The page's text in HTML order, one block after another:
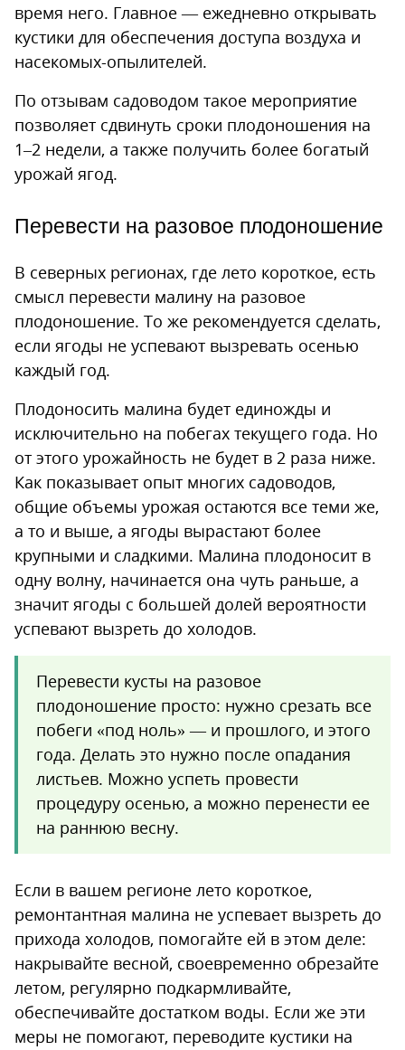
время него. Главное — ежедневно открывать
кустики для обеспечения доступа воздуха и
насекомых-опылителей.
По отзывам садоводом такое мероприятие
позволяет сдвинуть сроки плодоношения на
1–2 недели, а также получить более богатый
урожай ягод.
Перевести на разовое плодоношение
В северных регионах, где лето короткое, есть
смысл перевести малину на разовое
плодоношение. То же рекомендуется сделать,
если ягоды не успевают вызревать осенью
каждый год.
Плодоносить малина будет единожды и
исключительно на побегах текущего года. Но
от этого урожайность не будет в 2 раза ниже.
Как показывает опыт многих садоводов,
общие объемы урожая остаются все теми же,
а то и выше, а ягоды вырастают более
крупными и сладкими. Малина плодоносит в
одну волну, начинается она чуть раньше, а
значит ягоды с большей долей вероятности
успевают вызреть до холодов.
Перевести кусты на разовое
плодоношение просто: нужно срезать все
побеги «под ноль» — и прошлого, и этого
года. Делать это нужно после опадания
листьев. Можно успеть провести
процедуру осенью, а можно перенести ее
на раннюю весну.
Если в вашем регионе лето короткое,
ремонтантная малина не успевает вызреть до
прихода холодов, помогайте ей в этом деле:
накрывайте весной, своевременно обрезайте
летом, регулярно подкармливайте,
обеспечивайте достатком воды. Если же эти
меры не помогают, переводите кустики на